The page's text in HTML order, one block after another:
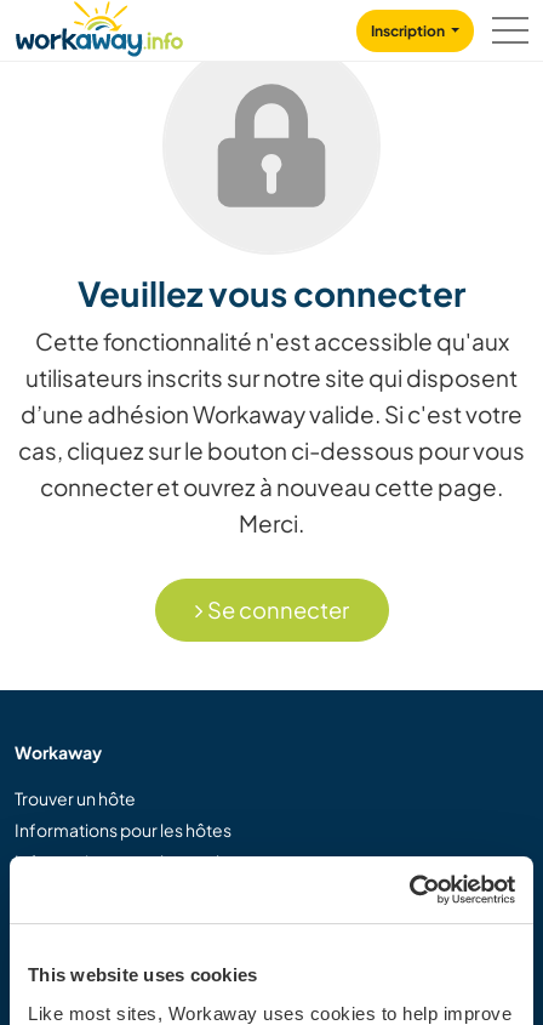
This website uses cookies
Like most sites, Workaway uses cookies to help improve
CONTENT
MAIN NAVIGATION
Inscription
Veuillez vous connecter
Cette fonctionnalité n'est accessible qu'aux
utilisateurs inscrits sur notre site qui disposent
d’une adhésion Workaway valide. Si c'est votre
cas, cliquez sur le bouton ci-dessous pour vous
connecter et ouvrez à nouveau cette page.
Merci.
Se connecter
Workaway
Trouver un hôte
Informations pour les hôtes
Informations pour les workawayers
S'inscrire comme hôte
Réductions et partenaires